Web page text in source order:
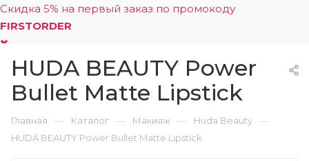
Скидка 5% на первый заказ по промокоду
FIRSTORDER
0
HUDA BEAUTY Power
Bullet Matte Lipstick
Главная — Каталог — Макияж — Huda Beauty —
HUDA BEAUTY Power Bullet Matte Lipstick